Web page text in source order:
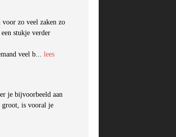
zo veel zaken zo
stukje verder
veel b... lees
je bijvoorbeeld aan
groot, is vooral je